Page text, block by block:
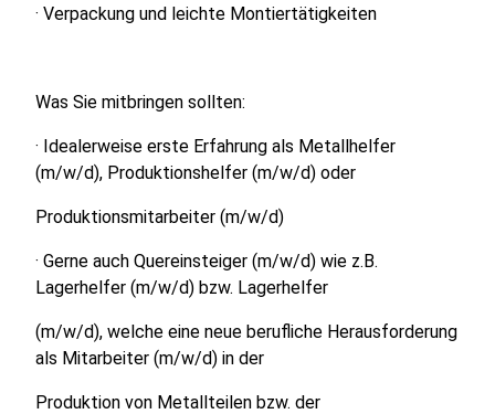
· Verpackung und leichte Montiertätigkeiten
Was Sie mitbringen sollten:
· Idealerweise erste Erfahrung als Metallhelfer
(m/w/d), Produktionshelfer (m/w/d) oder
Produktionsmitarbeiter (m/w/d)
· Gerne auch Quereinsteiger (m/w/d) wie z.B.
Lagerhelfer (m/w/d) bzw. Lagerhelfer
(m/w/d), welche eine neue berufliche Herausforderung
als Mitarbeiter (m/w/d) in der
Produktion von Metallteilen bzw. der